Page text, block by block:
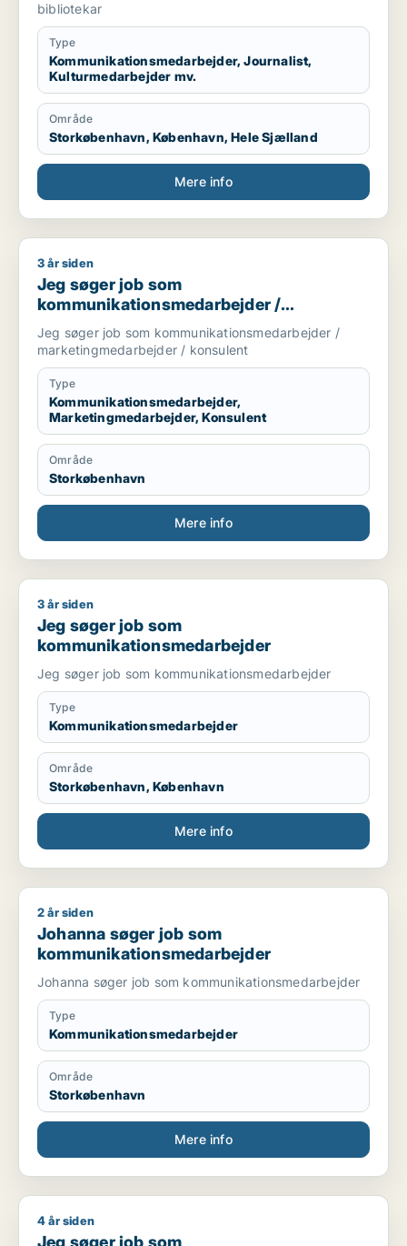
bibliotekar
Type
Kommunikationsmedarbejder, Journalist,
Kulturmedarbejder mv.
Område
Storkøbenhavn, København, Hele Sjælland
Mere info
Jeg søger job som kommunikationsmedarbejder /
3 år siden
Jeg søger job som
kommunikationsmedarbejder /
marketingmedarbejder / konsulent
Jeg søger job som kommunikationsmedarbejder /
marketingmedarbejder / konsulent
Type
Kommunikationsmedarbejder,
Marketingmedarbejder, Konsulent
Område
Storkøbenhavn
Mere info
Jeg søger job som kommunikationsmedarbejder
3 år siden
Jeg søger job som
kommunikationsmedarbejder
Jeg søger job som kommunikationsmedarbejder
Type
Kommunikationsmedarbejder
Område
Storkøbenhavn, København
Mere info
Johanna søger job som kommunikationsmedarbejder
2 år siden
Johanna søger job som
kommunikationsmedarbejder
Johanna søger job som kommunikationsmedarbejder
Type
Kommunikationsmedarbejder
Område
Storkøbenhavn
Mere info
Jeg søger job som kommunikationsmedarbejder /
4 år siden
Jeg søger job som